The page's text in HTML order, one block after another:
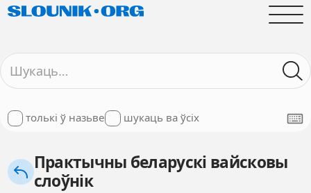
толькі ў назьве шукаць ва ўсіх
Практычны беларускі вайсковы
слоўнік